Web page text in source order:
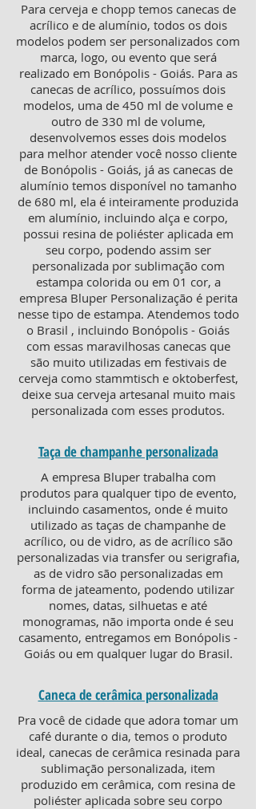
Para cerveja e chopp temos canecas de
acrílico e de alumínio, todos os dois
modelos podem ser personalizados com
marca, logo, ou evento que será
realizado em Bonópolis - Goiás. Para as
canecas de acrílico, possuímos dois
modelos, uma de 450 ml de volume e
outro de 330 ml de volume,
desenvolvemos esses dois modelos
para melhor atender você nosso cliente
de Bonópolis - Goiás, já as canecas de
alumínio temos disponível no tamanho
de 680 ml, ela é inteiramente produzida
em alumínio, incluindo alça e corpo,
possui resina de poliéster aplicada em
seu corpo, podendo assim ser
personalizada por sublimação com
estampa colorida ou em 01 cor, a
empresa Bluper Personalização é perita
nesse tipo de estampa. Atendemos todo
o Brasil , incluindo Bonópolis - Goiás
com essas maravilhosas canecas que
são muito utilizadas em festivais de
cerveja como stammtisch e oktoberfest,
deixe sua cerveja artesanal muito mais
personalizada com esses produtos.
Taça de champanhe personalizada
A empresa Bluper trabalha com
produtos para qualquer tipo de evento,
incluindo casamentos, onde é muito
utilizado as taças de champanhe de
acrílico, ou de vidro, as de acrílico são
personalizadas via transfer ou serigrafia,
as de vidro são personalizadas em
forma de jateamento, podendo utilizar
nomes, datas, silhuetas e até
monogramas, não importa onde é seu
casamento, entregamos em Bonópolis -
Goiás ou em qualquer lugar do Brasil.
Caneca de cerâmica personalizada
Pra você de cidade que adora tomar um
café durante o dia, temos o produto
ideal, canecas de cerâmica resinada para
sublimação personalizada, item
produzido em cerâmica, com resina de
poliéster aplicada sobre seu corpo